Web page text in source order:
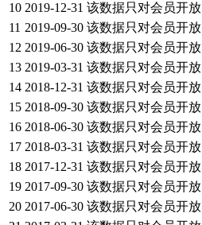
10 2019-12-31 该数据只对会员开放
11 2019-09-30 该数据只对会员开放
12 2019-06-30 该数据只对会员开放
13 2019-03-31 该数据只对会员开放
14 2018-12-31 该数据只对会员开放
15 2018-09-30 该数据只对会员开放
16 2018-06-30 该数据只对会员开放
17 2018-03-31 该数据只对会员开放
18 2017-12-31 该数据只对会员开放
19 2017-09-30 该数据只对会员开放
20 2017-06-30 该数据只对会员开放